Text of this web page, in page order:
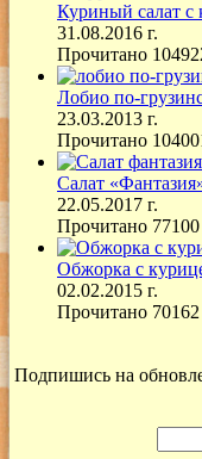
Куриный салат с
31.08.2016 г.
Прочитано
Лобио по-
23.03.2013 г.
Прочитано
Салат
22.05.2017 г.
Прочитано 77100
Обжорка с
02.02.2015 г.
Прочитано 70162
Подпишись на